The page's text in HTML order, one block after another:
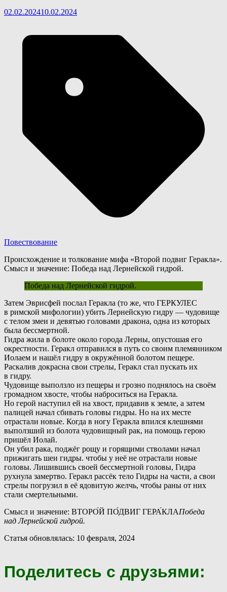
02.02.202410.02.2024
Повествование
Происхождение и толкование мифа «Второй подвиг Геракла».
Смысл и значение: Победа над Лернейской гидрой.
Победа над Лернейской гидрой.
Затем Эврисфей послал Геракла (то же, что ГЕРКУЛЕС
в римской мифологии) убить Лернейскую гидру — чудовище
с телом змеи и девятью головами дракона, одна из которых
была бессмертной.
Гидра жила в болоте около города Лерны, опустошая его
окрестности. Геракл отправился в путь со своим племянником
Иолаем и нашёл гидру в окружённой болотом пещере.
Раскалив докрасна свои стрелы, Геракл стал пускать их
в гидру.
Чудовище выползло из пещеры и грозно поднялось на своём
громадном хвосте, чтобы наброситься на Геракла.
Но герой наступил ей на хвост, придавив к земле, а затем
палицей начал сбивать головы гидры. Но на их месте
отрастали новые. Когда в ногу Геракла впился клешнями
выползший из болота чудовищный рак, на помощь герою
пришёл Иолай.
Он убил рака, поджёг рощу и горящими стволами начал
прижигать шеи гидры. чтобы у неё не отрастали новые
головы. Лишившись своей бессмертной головы, Гидра
рухнула замертво. Геракл рассёк тело Гидры на части, а свои
стрелы погрузил в её ядовитую желчь, чтобы раны от них
стали смертельными.
Смысл и значение: ВТОРО́Й ПО́ДВИГ ГЕРА́КЛАПобеда
над Лернейской гидрой.
Статья обновлялась: 10 февраля, 2024
Поделитесь с друзьями: